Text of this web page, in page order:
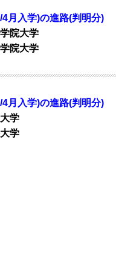
月入学)の進路(判明分)
院大学
院大学
月入学)の進路(判明分)
学
学